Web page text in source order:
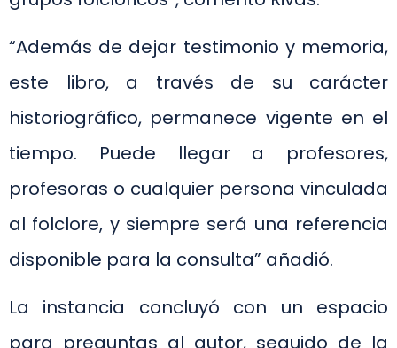
“Además de dejar testimonio y memoria,
este libro, a través de su carácter
historiográfico, permanece vigente en el
tiempo. Puede llegar a profesores,
profesoras o cualquier persona vinculada
al folclore, y siempre será una referencia
disponible para la consulta” añadió.
La instancia concluyó con un espacio
para preguntas al autor, seguido de la